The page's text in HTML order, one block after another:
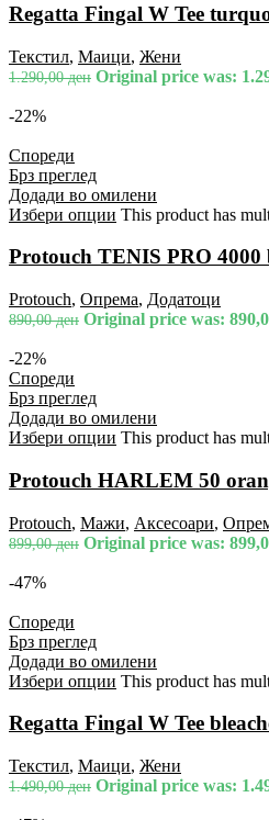
Regatta Fingal W Tee
Текстил, Маици, Жени
1.290,00ден Original price was:
-22%
Спореди
Брз преглед
Додади во омилени
Избери опции This product has
Protouch TENIS PRO 4000
Protouch, Опрема, Додатоци
890,00ден Original price was:
-22%
Спореди
Брз преглед
Додади во омилени
Избери опции This product has
Protouch HARLEM 50
Protouch, Мажи, Аксесоари,
899,00ден Original price was:
-47%
Спореди
Брз преглед
Додади во омилени
Избери опции This product has
Regatta Fingal W Tee
Текстил, Маици, Жени
1.490,00ден Original price was: